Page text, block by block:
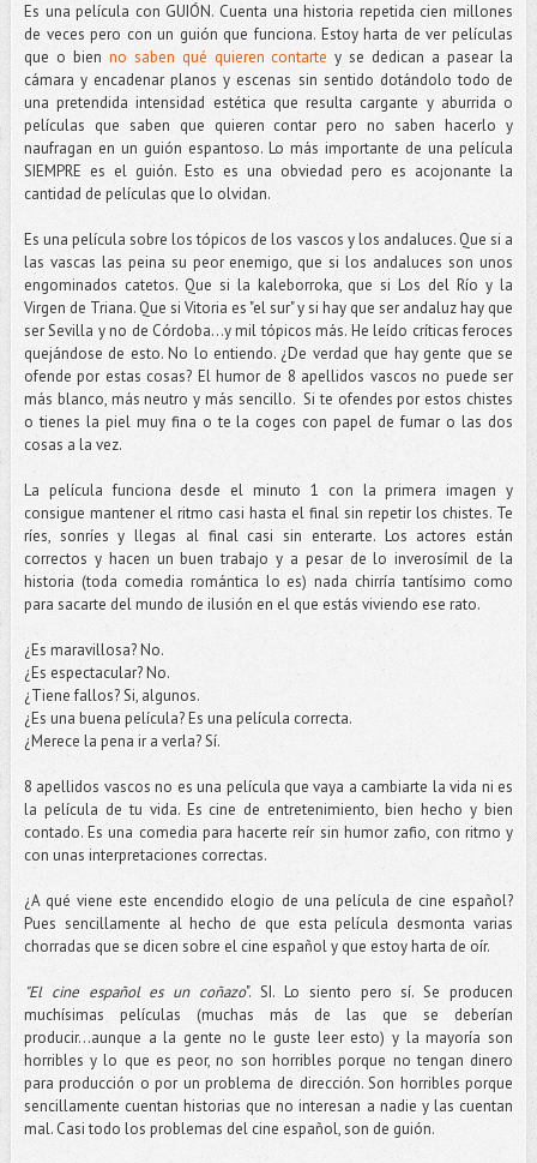
Es una película con GUIÓN. Cuenta una historia repetida cien millones
de veces pero con un guión que funciona. Estoy harta de ver películas
que o bien no saben qué quieren contarte y se dedican a pasear la
cámara y encadenar planos y escenas sin sentido dotándolo todo de
una pretendida intensidad estética que resulta cargante y aburrida o
películas que saben que quieren contar pero no saben hacerlo y
naufragan en un guión espantoso. Lo más importante de una película
SIEMPRE es el guión. Esto es una obviedad pero es acojonante la
cantidad de películas que lo olvidan.
Es una película sobre los tópicos de los vascos y los andaluces. Que si a
las vascas las peina su peor enemigo, que si los andaluces son unos
engominados catetos. Que si la kaleborroka, que si Los del Río y la
Virgen de Triana. Que si Vitoria es "el sur" y si hay que ser andaluz hay que
ser Sevilla y no de Córdoba...y mil tópicos más. He leído críticas feroces
quejándose de esto. No lo entiendo. ¿De verdad que hay gente que se
ofende por estas cosas? El humor de 8 apellidos vascos no puede ser
más blanco, más neutro y más sencillo. Si te ofendes por estos chistes
o tienes la piel muy fina o te la coges con papel de fumar o las dos
cosas a la vez.
La película funciona desde el minuto 1 con la primera imagen y
consigue mantener el ritmo casi hasta el final sin repetir los chistes. Te
ríes, sonríes y llegas al final casi sin enterarte. Los actores están
correctos y hacen un buen trabajo y a pesar de lo inverosímil de la
historia (toda comedia romántica lo es) nada chirría tantísimo como
para sacarte del mundo de ilusión en el que estás viviendo ese rato.
¿Es maravillosa? No.
¿Es espectacular? No.
¿Tiene fallos? Si, algunos.
¿Es una buena película? Es una película correcta.
¿Merece la pena ir a verla? Sí.
8 apellidos vascos no es una película que vaya a cambiarte la vida ni es
la película de tu vida. Es cine de entretenimiento, bien hecho y bien
contado. Es una comedia para hacerte reír sin humor zafio, con ritmo y
con unas interpretaciones correctas.
¿A qué viene este encendido elogio de una película de cine español?
Pues sencillamente al hecho de que esta película desmonta varias
chorradas que se dicen sobre el cine español y que estoy harta de oír.
"El cine español es un coñazo". SI. Lo siento pero sí. Se producen
muchísimas películas (muchas más de las que se deberían
producir...aunque a la gente no le guste leer esto) y la mayoría son
horribles y lo que es peor, no son horribles porque no tengan dinero
para producción o por un problema de dirección. Son horribles porque
sencillamente cuentan historias que no interesan a nadie y las cuentan
mal. Casi todo los problemas del cine español, son de guión.